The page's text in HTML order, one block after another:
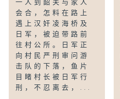
一人到韶关与家人
会合，怎料在路上
遇上汉奸凌海桥及
日军，被迫带路前
往村公所。日军正
向村民严刑审问游
击队的下落，鱼片
目睹村长被日军行
刑，不忍离去，...